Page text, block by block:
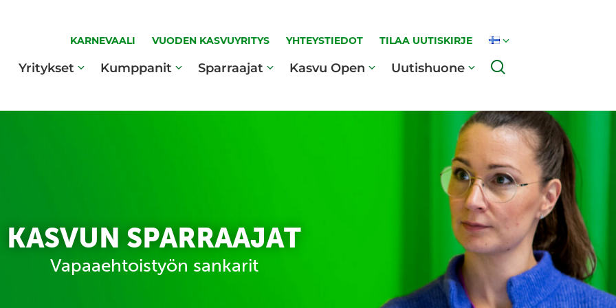
KARNEVAALI VUODEN KASVUYRITYS YHTEYSTIEDOT TILAA UUTISKIRJE
Yritykset Kumppanit Sparraajat Kasvu Open Uutishuone
KASVUN SPARRAAJAT
Vapaaehtoistyön sankarit